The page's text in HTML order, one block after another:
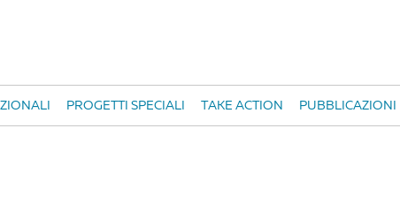
PROGETTI SPECIALI TAKE ACTION PUBBLICAZIONI